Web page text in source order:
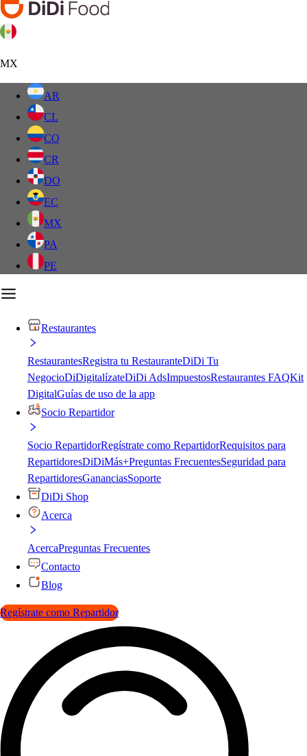
MX
AR
CL
CO
CR
DO
EC
MX
PA
PE
Restaurantes
RestaurantesRegistra tu RestauranteDiDi Tu
NegocioDiDigitalízateDiDi AdsImpuestosRestaurantes FAQKit
DigitalGuías de uso de la app
Socio Repartidor
Socio RepartidorRegístrate como RepartidorRequisitos para
RepartidoresDiDiMás+Preguntas FrecuentesSeguridad para
RepartidoresGananciasSoporte
DiDi Shop
Acerca
AcercaPreguntas Frecuentes
Contacto
Blog
Regístrate como Repartidor